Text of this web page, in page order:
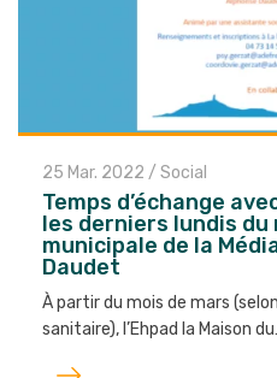
25 Mar. 2022 / Social
Temps d’échange
les derniers lundis du
municipale de la
Daudet
À partir du mois de mars
sanitaire), l’Ehpad la Maison
Lire